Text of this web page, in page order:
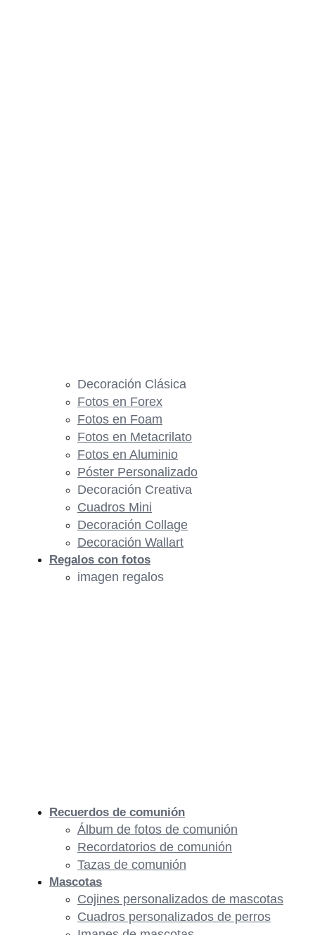
Decoración Clásica
Fotos en Forex
Fotos en Foam
Fotos en Metacrilato
Fotos en Aluminio
Póster Personalizado
Decoración Creativa
Cuadros Mini
Decoración Collage
Decoración Wallart
Regalos con fotos
imagen regalos
Recuerdos de comunión
Álbum de fotos de comunión
Recordatorios de comunión
Tazas de comunión
Mascotas
Cojines personalizados de mascotas
Cuadros personalizados de perros